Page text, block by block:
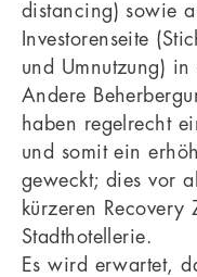
distancing) sowie
Investorenseite
und Umnutzung)
Andere
haben regelrecht
und somit ein
geweckt; dies vor
kürzeren Recovery
Stadthotellerie.
Es wird erwartet,